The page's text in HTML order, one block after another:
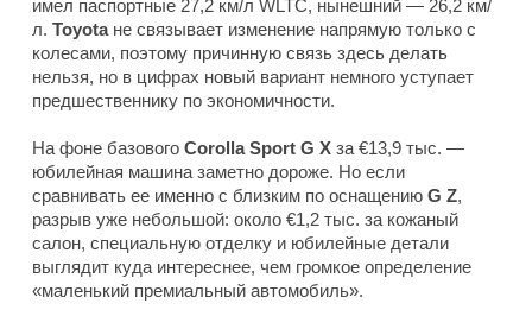
имел паспортные 27,2 км/л WLTC, нынешний — 26,2 км/
л. Toyotaне связывает изменение напрямую только с
колесами, поэтому причинную связь здесь делать
нельзя, но в цифрах новый вариант немного уступает
предшественнику по экономичности.
На фоне базового Corolla Sport G X за €13,9 тыс. —
юбилейная машина заметно дороже. Но если
сравнивать ее именно с близким по оснащению G Z,
разрыв уже небольшой: около €1,2 тыс. за кожаный
салон, специальную отделку и юбилейные детали
выглядит куда интереснее, чем громкое определение
«маленький премиальный автомобиль».